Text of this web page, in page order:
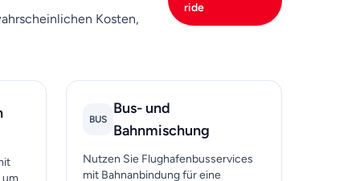
Kosten,
ride
BUS
Bus- und
Bahnmischung
Nutzen Sie Flughafenbusservices
mit Bahnanbindung für eine